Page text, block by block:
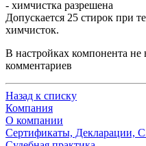
- химчистка разрешена
Допускается 25 стирок при
химчисток.
В настройках компонента
комментариев
Назад к списку
Компания
О компании
Сертификаты, Декларации,